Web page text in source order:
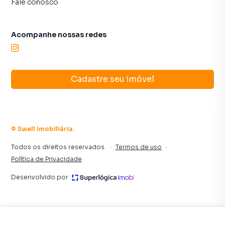
consequência uma maior chance de vender seu imóvel
atendimento preparada para atender proprietários e
inquilinos.
Fale conosco
Cadastre seu imóvel
Acompanhe nossas redes
© Swell Imobiliária.
Todos os direitos reservados. · Termos de uso
·
Política de Privacidade
Desenvolvido por